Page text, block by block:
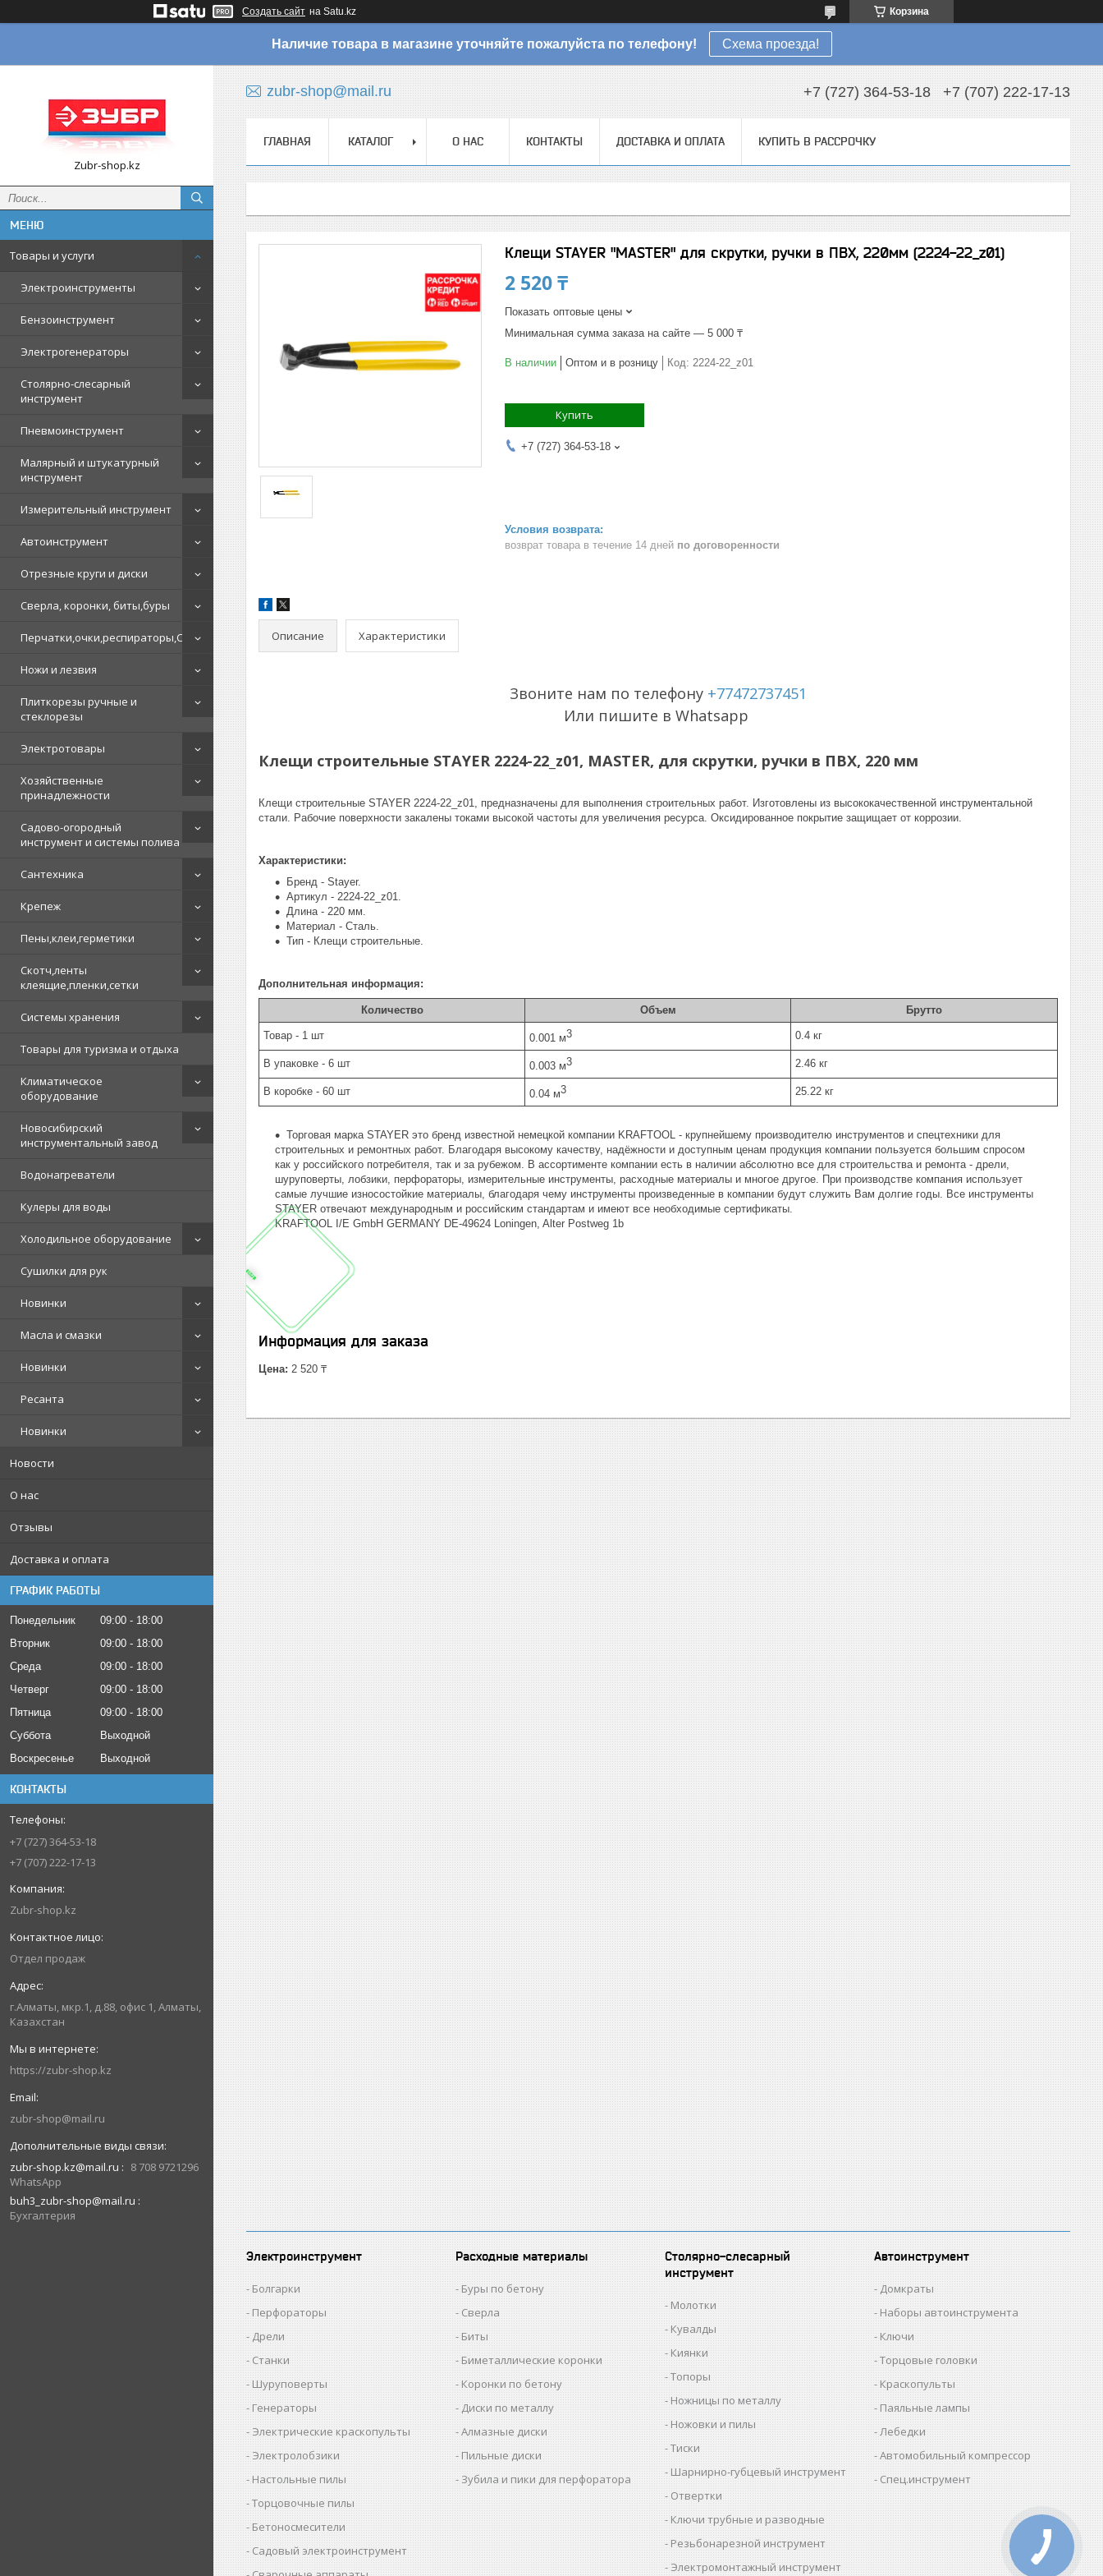
Создать сайт на Satu.kz Корзина
Наличие товара в магазине уточняйте пожалуйста по телефону! Схема проезда!
Zubr-shop.kz
Товары и услуги
Электроинструменты
Бензоинструмент
Электрогенераторы
Столярно-слесарный
инструмент
Пневмоинструмент
Малярный и штукатурный
инструмент
Измерительный инструмент
Автоинструмент
Отрезные круги и диски
Сверла, коронки, биты,буры
Перчатки,очки,респираторы,СИЗ
Ножи и лезвия
Плиткорезы ручные и
стеклорезы
Электротовары
Хозяйственные
принадлежности
Садово-огородный
инструмент и системы полива
Сантехника
Крепеж
Пены,клеи,герметики
Скотч,ленты
клеящие,пленки,сетки
Системы хранения
Товары для туризма и отдыха
Климатическое
оборудование
Новосибирский
инструментальный завод
Водонагреватели
Кулеры для воды
Холодильное оборудование
Сушилки для рук
Новинки
Масла и смазки
Новинки
Ресанта
Новинки
Новости
О нас
Отзывы
Доставка и оплата
ГРАФИК РАБОТЫ
Понедельник 09:00
18:00
Вторник
09:00
18:00
Среда
09:00
18:00
Четверг
09:00
18:00
Пятница
09:00
18:00
Суббота
Выходной
Воскресенье
Выходной
КОНТАКТЫ
+7 (727) 364-53-18
+7 (707) 222-17-13
Zubr-shop.kz
Отдел продаж
г.Алматы, мкр.1, д.88, офис 1, Алматы,
Казахстан
https://zubr-shop.kz
zubr-shop@mail.ru
zubr-shop.kz@mail.ru
8 708 9721296
WhatsApp
buh3_zubr-shop@mail.ru
Бухгалтерия
zubr-shop@mail.ru +7 (727) 364-53-18 +7 (707) 222-17-13
ГЛАВНАЯ КАТАЛОГ О НАС КОНТАКТЫ ДОСТАВКА И ОПЛАТА КУПИТЬ В РАССРОЧКУ
Клещи STAYER "MASTER" для скрутки, ручки в ПВХ, 220мм (2224-22_z01)
2 520 ₸
Показать оптовые цены
Минимальная сумма заказа на сайте — 5 000 ₸
В наличии Оптом и в розницу Код: 2224-22_z01
Купить
+7 (727) 364-53-18
возврат товара в течение 14 дней по договоренности
Описание Характеристики
Звоните нам по телефону +77472737451
Или пишите в Whatsapp
Клещи строительные STAYER 2224-22_z01, MASTER, для скрутки, ручки в ПВХ, 220 мм
Клещи строительные STAYER 2224-22_z01, предназначены для выполнения строительных работ. Изготовлены из высококачественной инструментальной
стали. Рабочие поверхности закалены токами высокой частоты для увеличения ресурса. Оксидированное покрытие защищает от коррозии.
Характеристики:
Бренд - Stayer.
Артикул - 2224-22_z01.
Длина - 220 мм.
Материал - Сталь.
Тип - Клещи строительные.
Дополнительная информация:
Количество Объем Брутто
Товар - 1 шт 0.001 м3 0.4 кг
В упаковке - 6 шт 0.003 м3 2.46 кг
В коробке - 60 шт 0.04 м3 25.22 кг
Торговая марка STAYER это бренд известной немецкой компании KRAFTOOL - крупнейшему производителю инструментов и спецтехники для
строительных и ремонтных работ. Благодаря высокому качеству, надёжности и доступным ценам продукция компании пользуется большим спросом
как у российского потребителя, так и за рубежом. В ассортименте компании есть в наличии абсолютно все для строительства и ремонта - дрели,
шуруповерты, лобзики, перфораторы, измерительные инструменты, расходные материалы и многое другое. При производстве компания использует
самые лучшие износостойкие материалы, благодаря чему инструменты произведенные в компании будут служить Вам долгие годы. Все инструменты
STAYER отвечают международным и российским стандартам и имеют все необходимые сертификаты.
KRAFTOOL I/E GmbH GERMANY DE-49624 Loningen, Alter Postweg 1b
Информация для заказа
Цена: 2 520 ₸
Электроинструмент
Болгарки
Перфораторы
Дрели
Станки
Шуруповерты
Генераторы
Электрические краскопульты
Электролобзики
Настольные пилы
Торцовочные пилы
Бетоносмесители
Садовый электроинструмент
Расходные материалы
Буры по бетону
Сверла
Биты
Биметаллические коронки
Коронки по бетону
Диски по металлу
Алмазные диски
Пильные диски
Зубила и пики для перфоратора
Столярно-слесарный
инструмент
Молотки
Кувалды
Киянки
Топоры
Ножницы по металлу
Ножовки и пилы
Тиски
Шарнирно-губцевый инструмент
Отвертки
Ключи трубные и разводные
Резьбонарезной инструмент
Электромонтажный инструмент
Автоинструмент
Домкраты
Наборы автоинструмента
Ключи
Торцовые головки
Краскопульты
Паяльные лампы
Лебедки
Автомобильный компрессор
Спец.инструмент